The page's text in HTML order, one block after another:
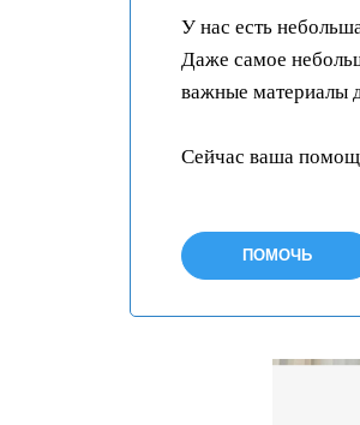
У нас есть
Даже самое
важные материалы
Сейчас ваша
ПОМОЧЬ